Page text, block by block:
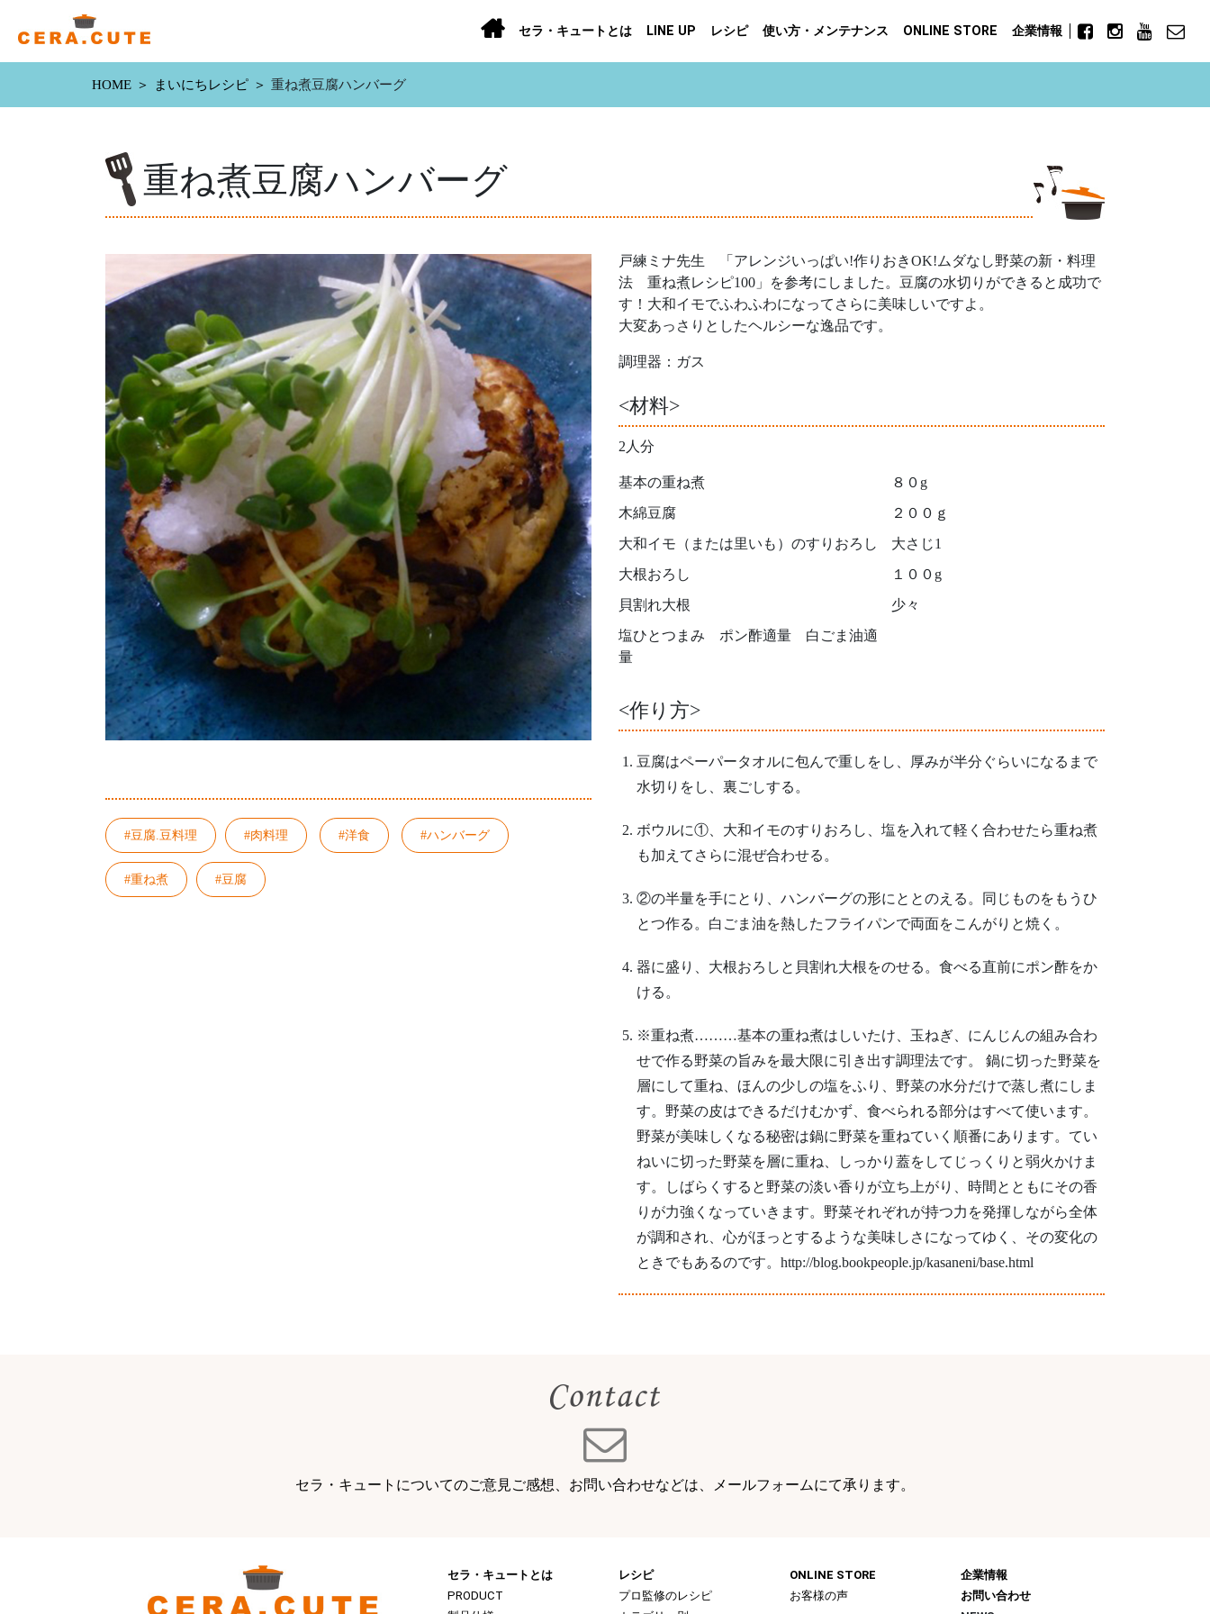
セラ・キュートとは LINE UP レシピ 使い方・メンテナンス ONLINE STORE 企業情報
HOME まいにちレシピ 重ね煮豆腐ハンバーグ
重ね煮豆腐ハンバーグ
#豆腐.豆料理 #肉料理 #洋食 #ハンバーグ
#重ね煮 #豆腐
戸練ミナ先生 「アレンジいっぱい!作りおきOK!ムダなし野菜の新・料理
法 重ね煮レシピ100」を参考にしました。豆腐の水切りができると成功で
す！大和イモでふわふわになってさらに美味しいですよ。
大変あっさりとしたヘルシーな逸品です。
調理器：ガス
<材料>
2人分
基本の重ね煮
８０g
木綿豆腐
２００ｇ
大和イモ（または里いも）のすりおろし
大さじ1
大根おろし
１００g
貝割れ大根
少々
塩ひとつまみ ポン酢適量 白ごま油適
量
<作り方>
豆腐はペーパータオルに包んで重しをし、厚みが半分ぐらいになるまで
水切りをし、裏ごしする。
ボウルに①、大和イモのすりおろし、塩を入れて軽く合わせたら重ね煮
も加えてさらに混ぜ合わせる。
②の半量を手にとり、ハンバーグの形にととのえる。同じものをもうひ
とつ作る。白ごま油を熱したフライパンで両面をこんがりと焼く。
器に盛り、大根おろしと貝割れ大根をのせる。食べる直前にポン酢をか
ける。
※重ね煮………基本の重ね煮はしいたけ、玉ねぎ、にんじんの組み合わ
せで作る野菜の旨みを最大限に引き出す調理法です。 鍋に切った野菜を
層にして重ね、ほんの少しの塩をふり、野菜の水分だけで蒸し煮にしま
す。野菜の皮はできるだけむかず、食べられる部分はすべて使います。
野菜が美味しくなる秘密は鍋に野菜を重ねていく順番にあります。てい
ねいに切った野菜を層に重ね、しっかり蓋をしてじっくりと弱火かけま
す。しばらくすると野菜の淡い香りが立ち上がり、時間とともにその香
りが力強くなっていきます。野菜それぞれが持つ力を発揮しながら全体
が調和され、心がほっとするような美味しさになってゆく、その変化の
ときでもあるのです。http://blog.bookpeople.jp/kasaneni/base.html
セラ・キュートについてのご意見ご感想、お問い合わせなどは、メールフォームにて承ります。
セラ・キュートとは
PRODUCT
レシピ
プロ監修のレシピ
ONLINE STORE
お客様の声
企業情報
お問い合わせ